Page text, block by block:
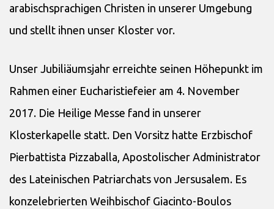
arabischsprachigen Christen in unserer Umgebung
und stellt ihnen unser Kloster vor.
Unser Jubiliäumsjahr erreichte seinen Höhepunkt im
Rahmen einer Eucharistiefeier am 4. November
2017. Die Heilige Messe fand in unserer
Klosterkapelle statt. Den Vorsitz hatte Erzbischof
Pierbattista Pizzaballa, Apostolischer Administrator
des Lateinischen Patriarchats von Jersusalem. Es
konzelebrierten Weihbischof Giacinto-Boulos